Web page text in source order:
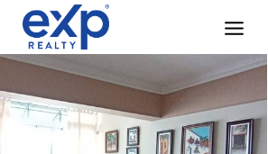
en Mirador Sur. - eXp Realty